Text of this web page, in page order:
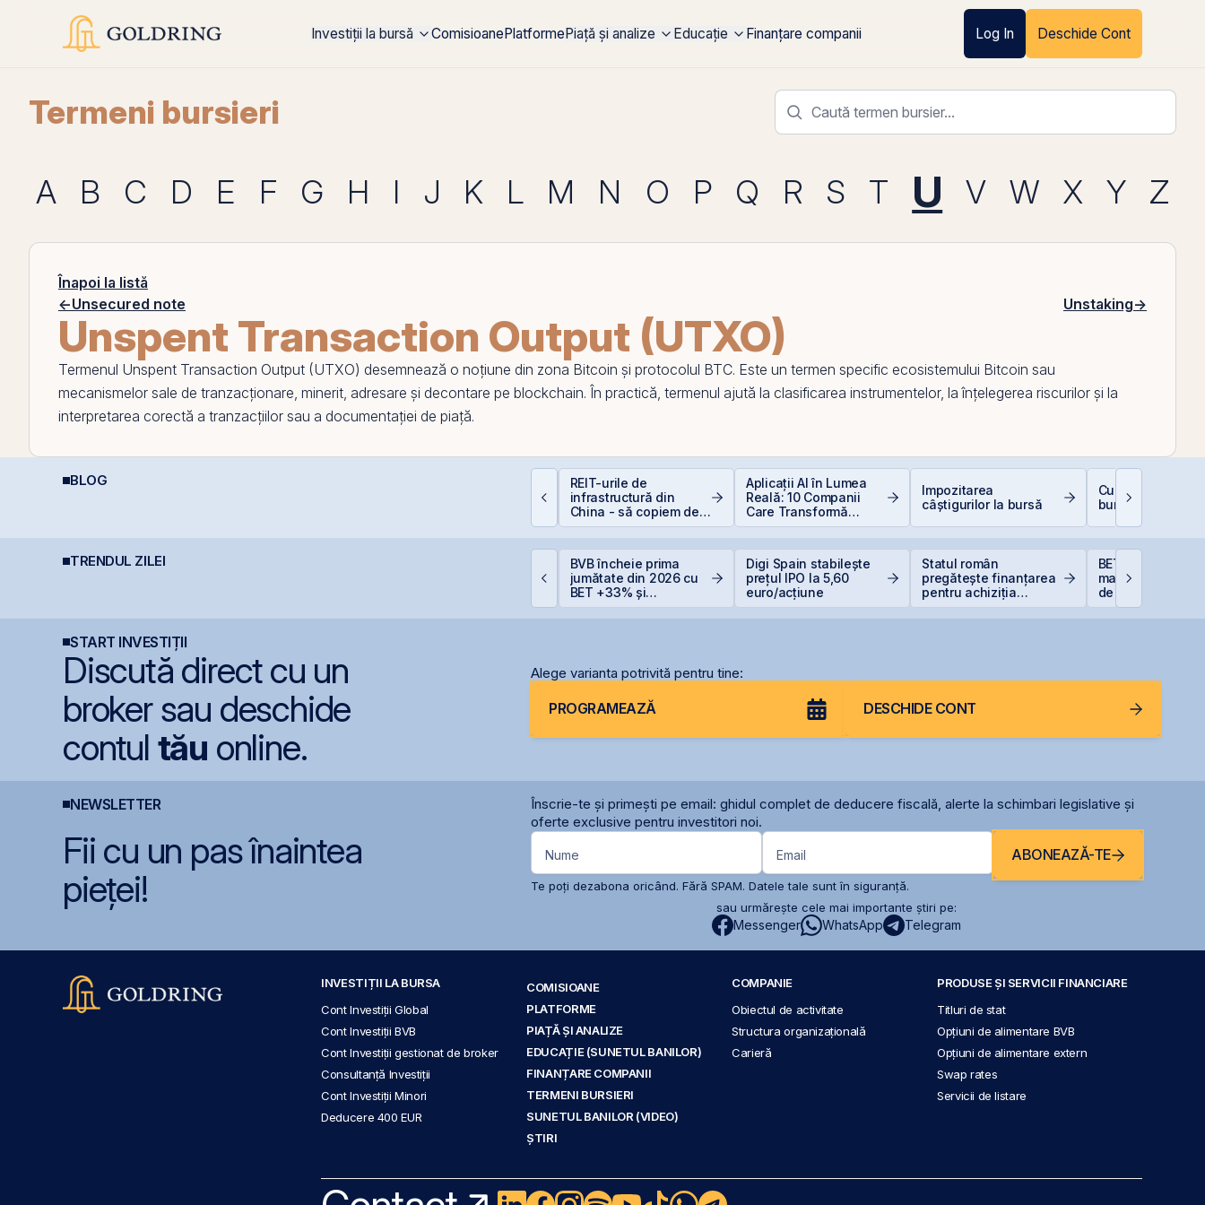
Investiții la bursă ComisioanePlatformePiață și analize Educație Finanțare companii Log In Deschide Cont
Termeni bursieri
A B C D E F G H I J K L M N O P Q R S T U V W X Y Z
Înapoi la listă
←Unsecured note Unstaking→
Unspent Transaction Output (UTXO)
Termenul Unspent Transaction Output (UTXO) desemnează o noțiune din zona Bitcoin și protocolul BTC. Este un termen specific ecosistemului Bitcoin sau
mecanismelor sale de tranzacționare, minerit, adresare și decontare pe blockchain. În practică, termenul ajută la clasificarea instrumentelor, la înțelegerea riscurilor și la
interpretarea corectă a tranzacțiilor sau a documentației de piață.
BLOG
Calculator deducere
REIT-urile de
infrastructură din
China - să copiem de
la cel ce copiază?!
Aplicații AI în Lumea
Reală: 10 Companii
Care Transformă
Industriile
Impozitarea
câștigurilor la bursă
Cum deschizi
bursă în 10
TRENDUL ZILEI
BET atinge un nou
BVB încheie prima
jumătate din 2026 cu
BET +33% și
Digi Spain stabilește
prețul IPO la 5,60
euro/acțiune
Statul român
pregătește finanțarea
pentru achiziția
BET atinge un
maxim istoric,
de acțiunile
OMV Petrom
START INVESTIȚII
Discută direct cu un
broker sau deschide
contul tău online.
Alege varianta potrivită pentru tine:
PROGRAMEAZĂ DESCHIDE CONT
NEWSLETTER
Înscrie-te și primești pe email: ghidul complet de deducere fiscală, alerte la schimbari legislative și
oferte exclusive pentru investitori noi.
Fii cu un pas înaintea
pieței!
Nume Email ABONEAZĂ-TE
Te poți dezabona oricând. Fără SPAM. Datele tale sunt în siguranță.
sau urmărește cele mai importante știri pe:
Messenger WhatsApp Telegram
INVESTIȚII LA BURSA
Cont Investiții Global
Cont Investiții BVB
Cont Investiții gestionat de broker
Consultanță Investiții
Cont Investiții Minori
Deducere 400 EUR
COMISIOANE
PLATFORME
PIAȚĂ ȘI ANALIZE
EDUCAȚIE (SUNETUL BANILOR)
FINANȚARE COMPANII
TERMENI BURSIERI
SUNETUL BANILOR (VIDEO)
ȘTIRI
COMPANIE
Obiectul de activitate
Structura organizațională
Carieră
PRODUSE ȘI SERVICII FINANCIARE
Titluri de stat
Opțiuni de alimentare BVB
Opțiuni de alimentare extern
Swap rates
Servicii de listare